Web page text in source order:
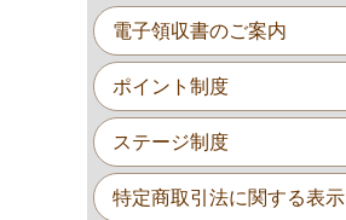
電子領収書のご案内
ポイント制度
ステージ制度
特定商取引法に関する表示